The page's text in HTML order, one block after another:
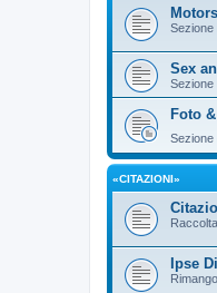
Sezione
Sex
Sezione
Foto
Sezione
«CITAZIONI»
Ipse